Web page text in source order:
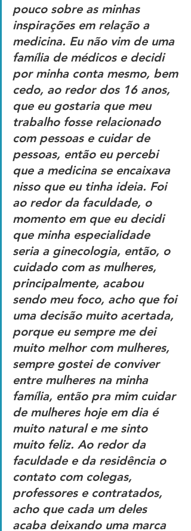
pouco sobre as minhas
inspirações em relação a
medicina. Eu não vim de uma
família de médicos e decidi
por minha conta mesmo, bem
cedo, ao redor dos 16 anos,
que eu gostaria que meu
trabalho fosse relacionado
com pessoas e cuidar de
pessoas, então eu percebi
que a medicina se encaixava
nisso que eu tinha ideia. Foi
ao redor da faculdade, o
momento em que eu decidi
que minha especialidade
seria a ginecologia, então, o
cuidado com as mulheres,
principalmente, acabou
sendo meu foco, acho que foi
uma decisão muito acertada,
porque eu sempre me dei
muito melhor com mulheres,
sempre gostei de conviver
entre mulheres na minha
família, então pra mim cuidar
de mulheres hoje em dia é
muito natural e me sinto
muito feliz. Ao redor da
faculdade e da residência o
contato com colegas,
professores e contratados,
acho que cada um deles
acaba deixando uma marca